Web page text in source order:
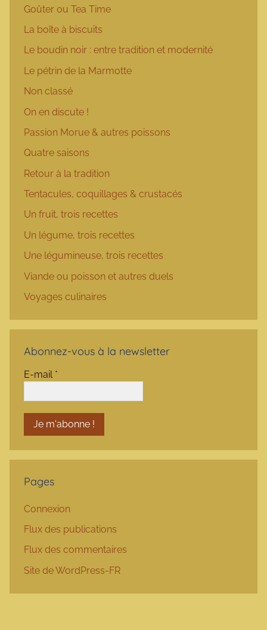
Goûter ou Tea Time
La boîte à biscuits
Le boudin noir : entre tradition et modernité
Le pétrin de la Marmotte
Non classé
On en discute !
Passion Morue & autres poissons
Quatre saisons
Retour à la tradition
Tentacules, coquillages & crustacés
Un fruit, trois recettes
Un légume, trois recettes
Une légumineuse, trois recettes
Viande ou poisson et autres duels
Voyages culinaires
Abonnez-vous à la newsletter
E-mail *
Pages
Connexion
Flux des publications
Flux des commentaires
Site de WordPress-FR